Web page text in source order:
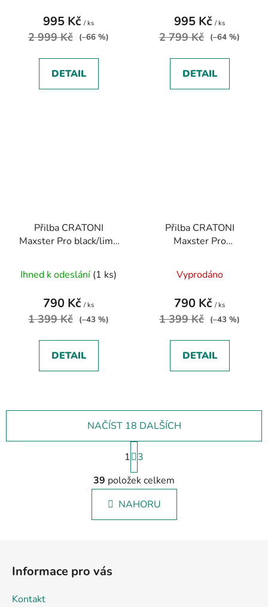
995 Kč / ks
2 999 Kč (–66 %)
DETAIL
995 Kč / ks
2 799 Kč (–64 %)
DETAIL
Přilba CRATONI
Maxster Pro black/lime
Ihned k odeslání (1 ks)
790 Kč / ks
1 399 Kč (–43 %)
DETAIL
Přilba CRATONI
Maxster Pro
Vyprodáno
790 Kč / ks
1 399 Kč (–43 %)
DETAIL
O
v
l
á
d
NAČÍST 18 DALŠÍCH
S
t
r
á
n
k
1
3
39 položek celkem
NAHORU
Informace pro vás
Kontakt